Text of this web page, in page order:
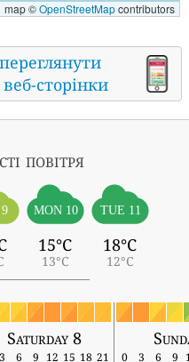
map ©OpenStreetMapcontributors
сторінки
повітря
MON 10
15°C
13°C
TUE 11
18°C
12°C
Saturday 8
3 6 9 12 15 18 21 0 3 6 9